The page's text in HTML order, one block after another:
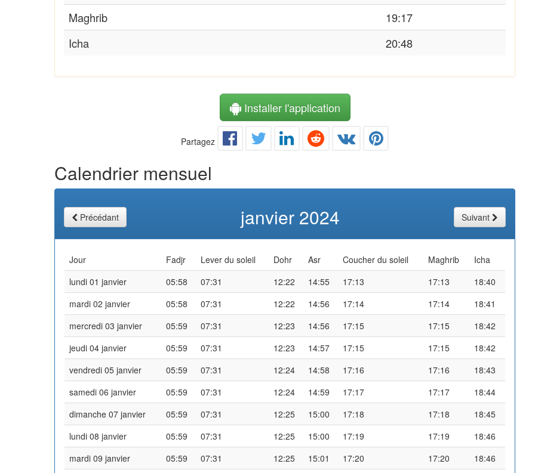
Maghrib
19:17
Icha
20:48
Installer l'application
Partagez
Calendrier mensuel
Précédant janvier 2024 Suivant
Jour Fadjr Lever du soleil Dohr Asr Coucher du soleil Maghrib
Icha
lundi 01 janvier
05:58 07:31 12:22 14:55 17:13 17:13
18:40
mardi 02 janvier
05:58 07:31 12:22 14:56 17:14 17:14
18:41
mercredi 03 janvier
05:59 07:31 12:23 14:56 17:15 17:15
18:42
jeudi 04 janvier
05:59 07:31 12:23 14:57 17:15 17:15
18:42
vendredi 05 janvier
05:59 07:31 12:24 14:58 17:16 17:16
18:43
samedi 06 janvier
05:59 07:31 12:24 14:59 17:17 17:17
18:44
dimanche 07 janvier
05:59 07:31 12:25 15:00 17:18 17:18
18:45
lundi 08 janvier
05:59 07:31 12:25 15:00 17:19 17:19
18:46
mardi 09 janvier
05:59 07:31 12:25 15:01 17:20 17:20
18:46